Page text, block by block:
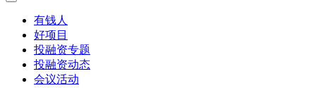
有钱人
好项目
投融资专题
投融资动态
会议活动